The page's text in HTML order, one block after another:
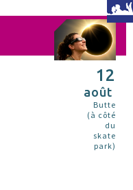
12
août
Butte
(à côté
du
skate
park)